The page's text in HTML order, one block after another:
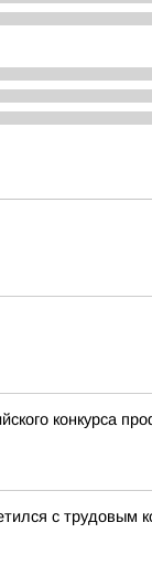
конкурса
с